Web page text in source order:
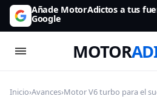
Añade MotorAdictos a tus
Google
MOTOR
Inicio›Avances›Motor V6 turbo para el